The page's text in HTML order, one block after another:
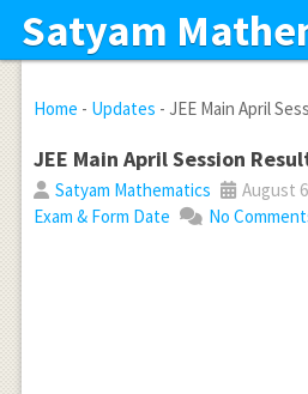
Satyam
Home - Updates - JEE Main April
JEE Main April Session
Satyam Mathematics August
Exam & Form Date
No